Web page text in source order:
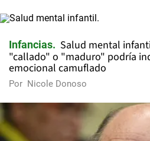
Infancias
Salud mental
"callado" o "maduro" podría
emocional camuflado
Por Nicole Donoso